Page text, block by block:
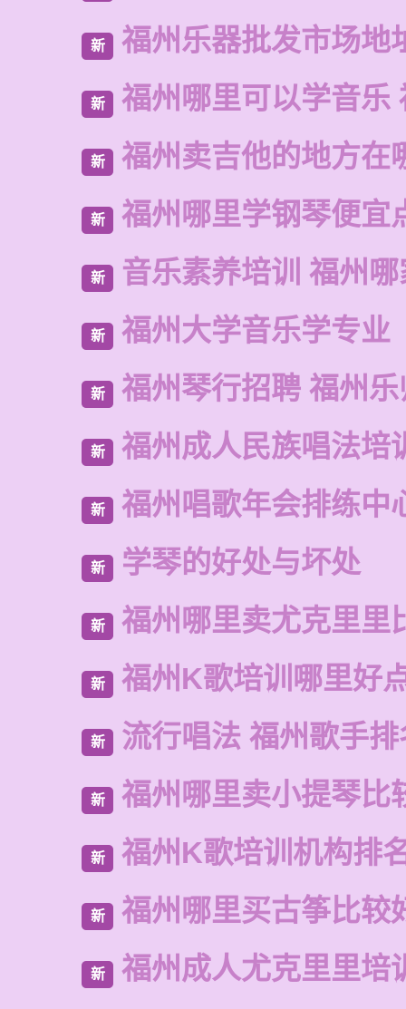
新 福州乐器批发市场地
新 福州哪里可以学音乐
新 福州卖吉他的地方在
新 福州哪里学钢琴便宜
新 音乐素养培训 福州
新 福州大学音乐学专业
新 福州琴行招聘 福州乐
新 福州成人民族唱法培
新 福州唱歌年会排练中
新 学琴的好处与坏处
新 福州哪里卖尤克里里
新 福州K歌培训哪里好
新 流行唱法 福州歌手排
新 福州哪里卖小提琴比
新 福州K歌培训机构排
新 福州哪里买古筝比较
新 福州成人尤克里里培